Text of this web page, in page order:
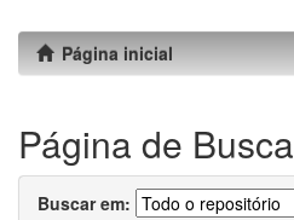
Página inicial
Página de Busca
Buscar em: